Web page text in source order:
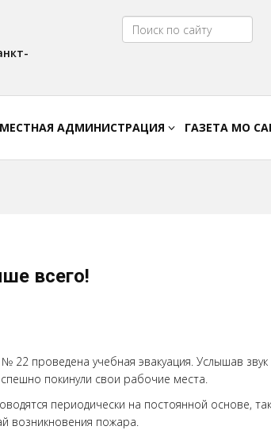
Цвет:A A A A
МЕСТНАЯ АДМИНИСТРАЦИЯ ГАЗЕТА МО
всего!
22 проведена учебная эвакуация. Услышав
покинули свои рабочие места.
периодически на постоянной основе,
возникновения пожара.